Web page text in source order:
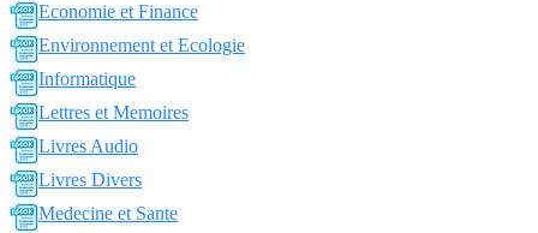
Economie et Finance
Environnement et Ecologie
Informatique
Lettres et Memoires
Livres Audio
Livres Divers
Medecine et Sante